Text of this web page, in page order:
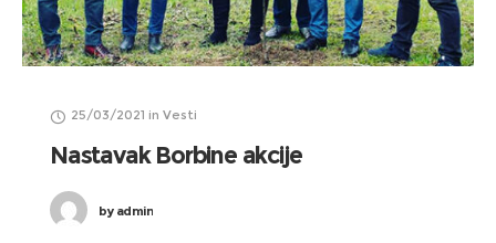
25/03/2021 in Vesti
Nastavak Borbine akcije
byadmin